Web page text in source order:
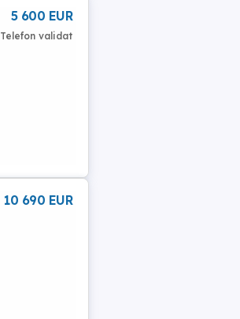
5 600 EUR
Telefon validat
10 690 EUR